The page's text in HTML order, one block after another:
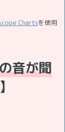
Chartsを使用
音が聞
】